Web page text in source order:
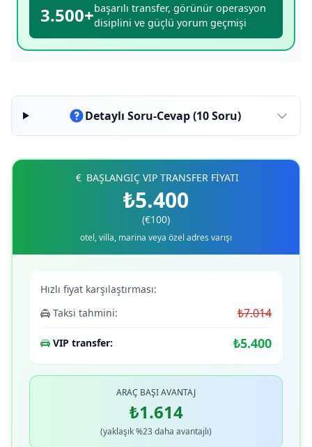
3.500+başarılı transfer, görünür operasyon
disiplini ve güçlü yorum geçmişi
Detaylı Soru-Cevap (10 Soru)
BAŞLANGIÇ VIP TRANSFER FİYATI
₺5.400
(€100)
otel, villa, marina veya özel adres varışı
Hızlı fiyat karşılaştırması:
Taksi tahmini:
₺7.014
VIP transfer: ₺5.400
ARAÇ BAŞI AVANTAJ
₺1.614
(yaklaşık %23 daha avantajlı)